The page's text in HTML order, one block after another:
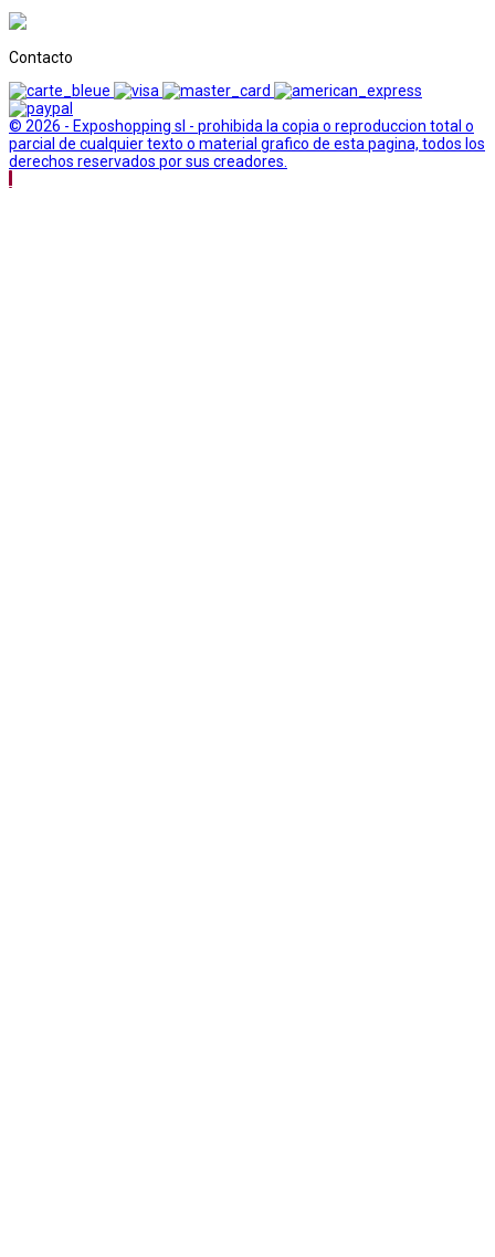
Contacto
© 2026 - Exposhopping sl - prohibida la copia o reproduccion total o
parcial de cualquier texto o material grafico de esta pagina, todos los
derechos reservados por sus creadores.